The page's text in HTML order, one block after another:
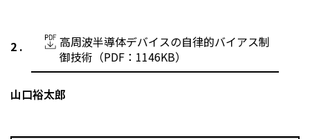
高周波半導体デバイスの自律的バイアス制
御技術（PDF：1146KB）
山口裕太郎